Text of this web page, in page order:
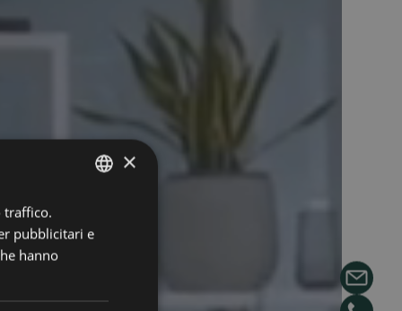
ENGLISH
×
traffico.
pubblicitari e
hanno